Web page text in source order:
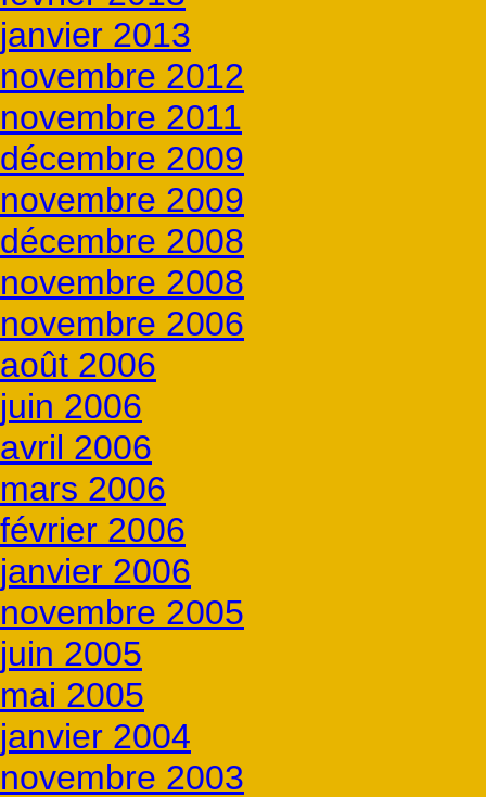
janvier 2013
novembre 2012
novembre 2011
décembre 2009
novembre 2009
décembre 2008
novembre 2008
novembre 2006
août 2006
juin 2006
avril 2006
mars 2006
février 2006
janvier 2006
novembre 2005
juin 2005
mai 2005
janvier 2004
novembre 2003